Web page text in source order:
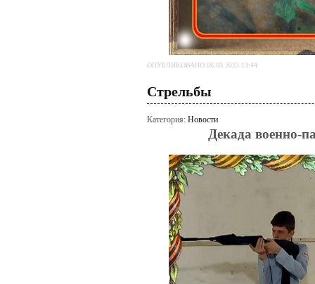
ОПУБЛИКОВАНО 06.03.2023 13:44
Стрельбы
Категория: Новости
Декада военно-